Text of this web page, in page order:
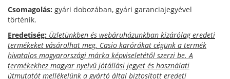
Csomagolás: gyári dobozában, gyári garanciajegyével
történik.
Eredetiség: Üzletünkben és webáruházunkban kizárólag eredeti
termékeket vásárolhat meg. Casio karórákat cégünk a termék
hivatalos magyarországi márka képviseletétől szerzi be. A
termékekhez magyar nyelvű jótállási jegyet és használati
útmutatót mellékelünk a gyártó által biztosított eredeti